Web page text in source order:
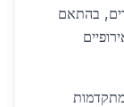
בהתאם